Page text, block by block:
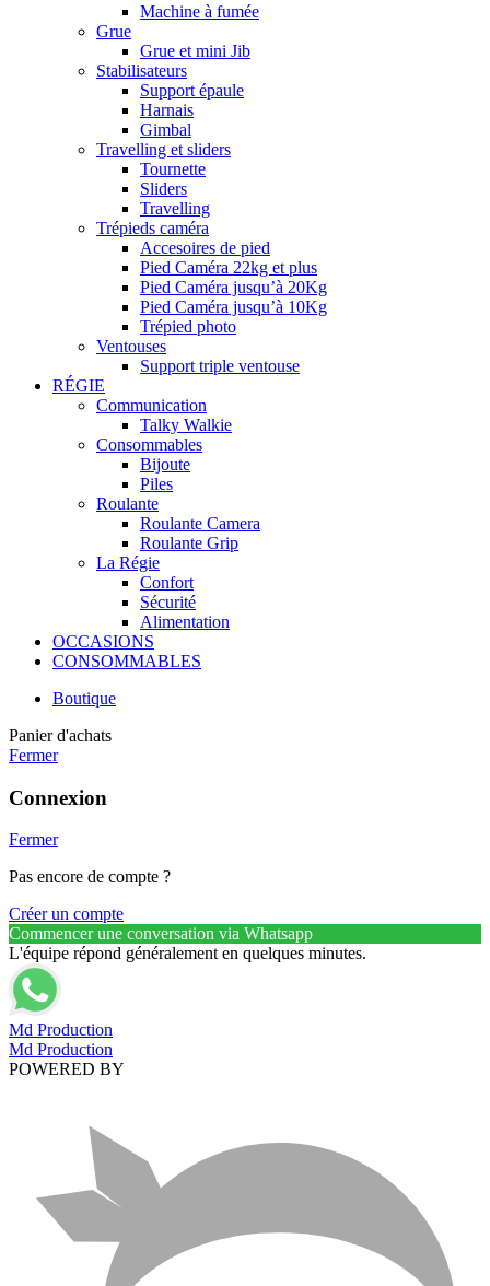
Machine à fumée
Grue
Grue et mini Jib
Stabilisateurs
Support épaule
Harnais
Gimbal
Travelling et sliders
Tournette
Sliders
Travelling
Trépieds caméra
Accesoires de pied
Pied Caméra 22kg et plus
Pied Caméra jusqu’à 20Kg
Pied Caméra jusqu’à 10Kg
Trépied photo
Ventouses
Support triple ventouse
RÉGIE
Communication
Talky Walkie
Consommables
Bijoute
Piles
Roulante
Roulante Camera
Roulante Grip
La Régie
Confort
Sécurité
Alimentation
OCCASIONS
CONSOMMABLES
Boutique
Panier d'achats
Fermer
Connexion
Fermer
Pas encore de compte ?
Créer un compte
Commencer une conversation via Whatsapp
L'équipe répond généralement en quelques minutes.
Md Production
Md Production
POWERED BY